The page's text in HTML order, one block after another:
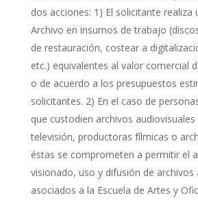
dos acciones: 1) El solicitante realiza
Archivo en insumos de trabajo
de restauración, costear a
etc.) equivalentes al valor comercial
o de acuerdo a los presupuestos
solicitantes. 2) En el caso de
que custodien archivos
televisión, productoras fílmicas o
éstas se comprometen a permitir el
visionado, uso y difusión de archivos
asociados a la Escuela de Artes y